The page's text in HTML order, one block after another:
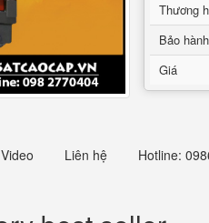
Thương
Bảo hành
Giá
Video Liên hệ Hotline: